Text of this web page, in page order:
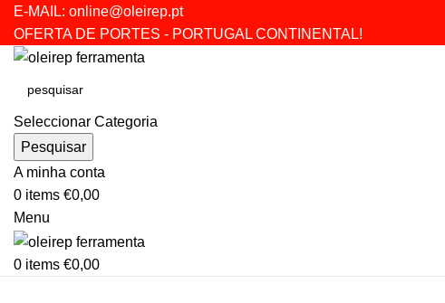
E-MAIL: online@oleirep.pt
OFERTA DE PORTES - PORTUGAL CONTINENTAL!
Seleccionar Categoria
Pesquisar
A minha conta
0 items €0,00
Menu
0 items €0,00